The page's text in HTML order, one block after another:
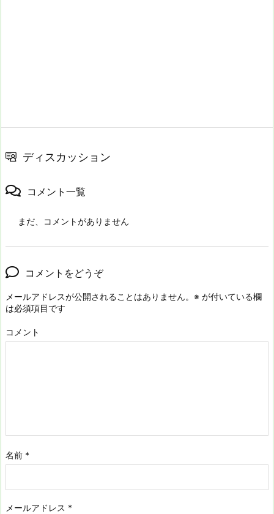
ディスカッション
コメント一覧
まだ、コメントがありません
コメントをどうぞ
メールアドレスが公開されることはありません。 ※ が付いている欄
は必須項目です
コメント
名前 *
メールアドレス *